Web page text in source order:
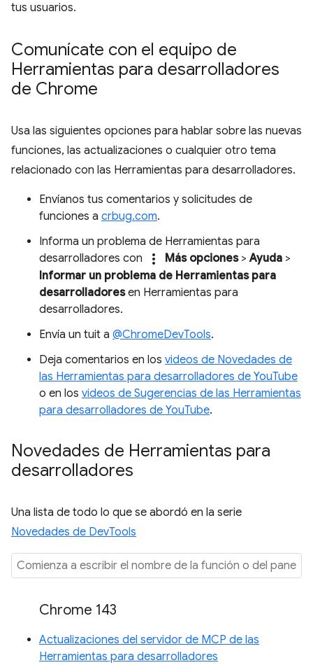
tus usuarios.
Comunícate con el equipo de
Herramientas para desarrolladores
de Chrome
Usa las siguientes opciones para hablar sobre las nuevas
funciones, las actualizaciones o cualquier otro tema
relacionado con las Herramientas para desarrolladores.
Envíanos tus comentarios y solicitudes de
funciones a crbug.com.
Informa un problema de Herramientas para
desarrolladores con
more_vert Más opciones>Ayuda >
Informar un problema de Herramientas para
desarrolladoresen Herramientas para
desarrolladores.
Envía un tuit a @ChromeDevTools.
Deja comentarios en los videos de Novedades de
las Herramientas para desarrolladores de YouTube
o en los videos de Sugerencias de las Herramientas
para desarrolladores de YouTube.
Novedades de Herramientas para
desarrolladores
Una lista de todo lo que se abordó en la serie
Novedades de DevTools
Chrome 143
Actualizaciones del servidor de MCP de las
Herramientas para desarrolladores